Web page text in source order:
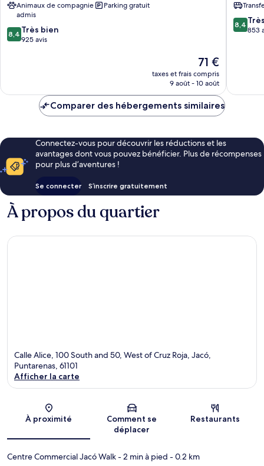
Animaux de compagnie
admis
Parking gratuit
8.4
sur
8,4 Très bien
925 avis
Le
nouveau
prix
de
71 €
taxes et frais compris
9 août - 10 août
Beach
Club
Jacó
8.4
sur
8,4
853
Comparer des hébergements similaires
Connectez-vous pour découvrir les réductions et les
avantages dont vous pouvez bénéficier. Plus de récompenses
pour plus d’aventures !
Se connecter S’inscrire gratuitement
À propos du quartier
Calle Alice, 100 South and 50, West of Cruz Roja, Jacó,
Puntarenas, 61101
Afficher la carte
À proximité
Comment se
déplacer
Restaurants
Centre Commercial Jacó Walk- 2 min à pied - 0.2 km